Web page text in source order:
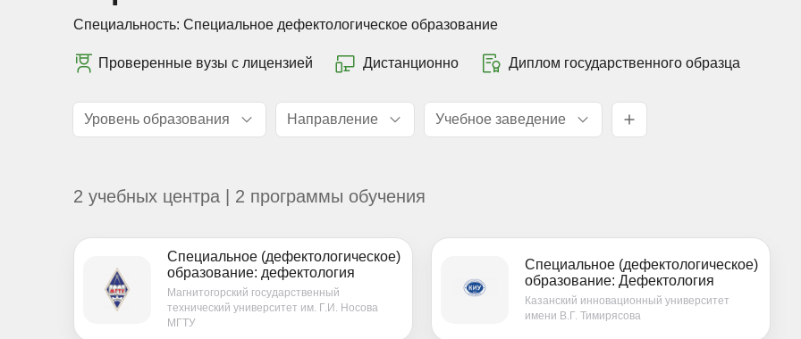
Специальность: Специальное дефектологическое образование
Проверенные вузы с лицензией Дистанционно Диплом государственного образца
Уровень образования Направление Учебное заведение
2 учебных центра | 2 программы обучения
Специальное (дефектологическое)
образование: дефектология
Магнитогорский государственный
технический университет им. Г.И. Носова
МГТУ
Специальное (дефектологическое)
образование: Дефектология
Казанский инновационный университет
имени В.Г. Тимирясова